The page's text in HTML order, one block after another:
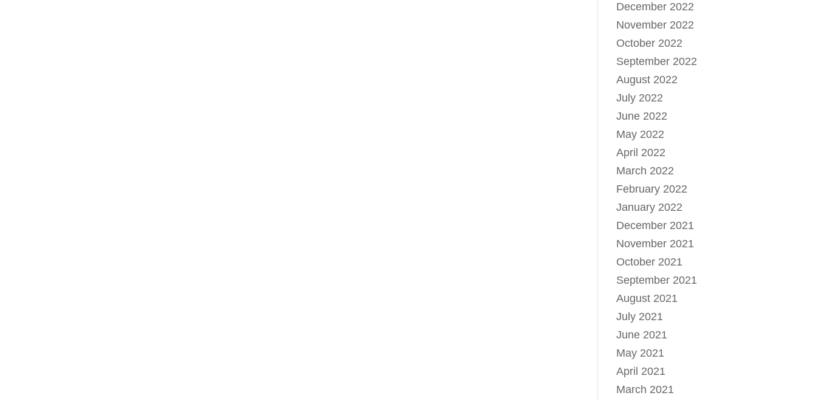
December 2022
November 2022
October 2022
September 2022
August 2022
July 2022
June 2022
May 2022
April 2022
March 2022
February 2022
January 2022
December 2021
November 2021
October 2021
September 2021
August 2021
July 2021
June 2021
May 2021
April 2021
March 2021